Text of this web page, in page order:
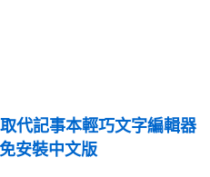
代記事本輕巧文字編輯器
安裝中文版